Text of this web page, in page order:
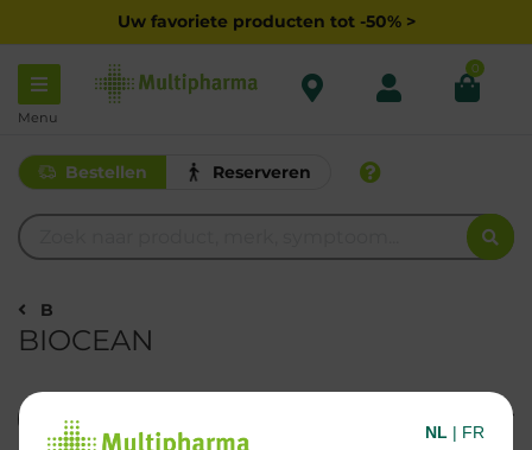
Uw favoriete producten tot -50% >
Menu
0
Bestellen Reserveren
B
BIOCEAN
NL | FR